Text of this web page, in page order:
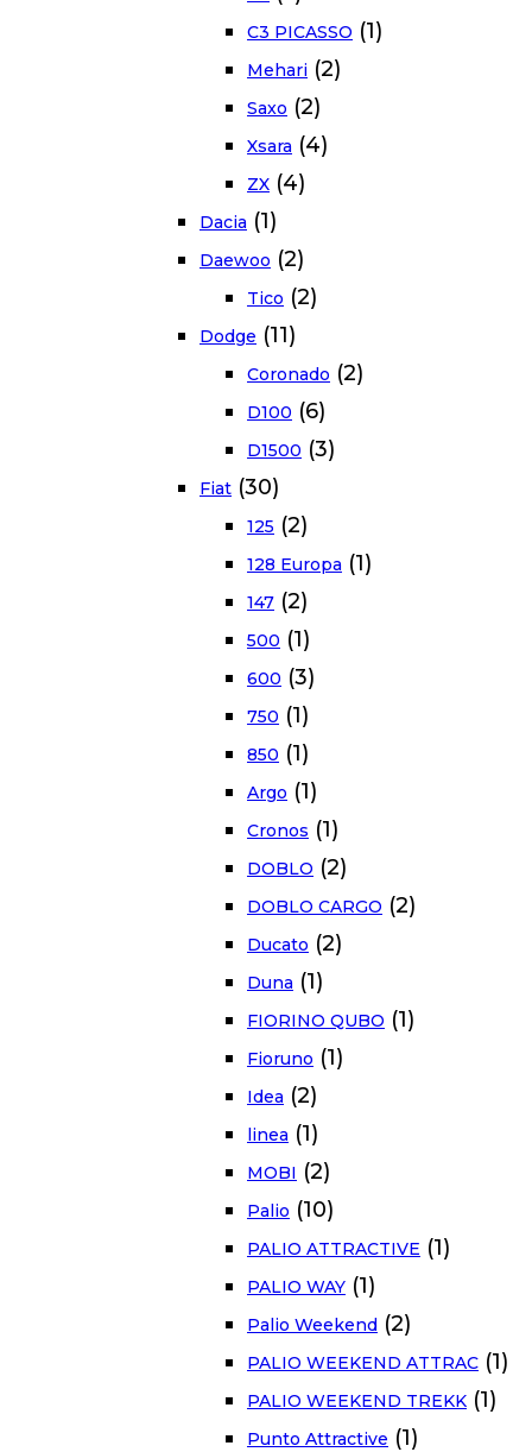
C3 PICASSO (1)
Mehari (2)
Saxo (2)
Xsara (4)
ZX (4)
Dacia (1)
Daewoo (2)
Tico (2)
Dodge (11)
Coronado (2)
D100 (6)
D1500 (3)
Fiat (30)
125 (2)
128 Europa (1)
147 (2)
500 (1)
600 (3)
750 (1)
850 (1)
Argo (1)
Cronos (1)
DOBLO (2)
DOBLO CARGO (2)
Ducato (2)
Duna (1)
FIORINO QUBO (1)
Fioruno (1)
Idea (2)
linea (1)
MOBI (2)
Palio (10)
PALIO ATTRACTIVE (1)
PALIO WAY (1)
Palio Weekend (2)
PALIO WEEKEND ATTRAC (1)
PALIO WEEKEND TREKK (1)
Punto Attractive (1)